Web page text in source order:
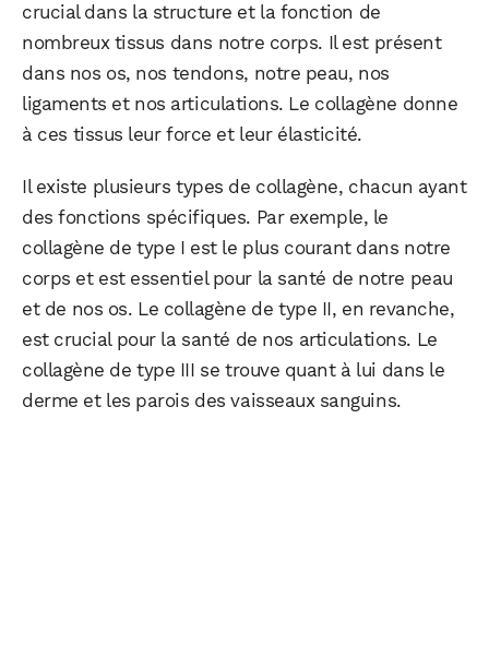
crucial dans la structure et la fonction de
nombreux tissus dans notre corps. Il est présent
dans nos os, nos tendons, notre peau, nos
ligaments et nos articulations. Le collagène donne
à ces tissus leur force et leur élasticité.
Il existe plusieurs types de collagène, chacun ayant
des fonctions spécifiques. Par exemple, le
collagène de type I est le plus courant dans notre
corps et est essentiel pour la santé de notre peau
et de nos os. Le collagène de type II, en revanche,
est crucial pour la santé de nos articulations. Le
collagène de type III se trouve quant à lui dans le
derme et les parois des vaisseaux sanguins.